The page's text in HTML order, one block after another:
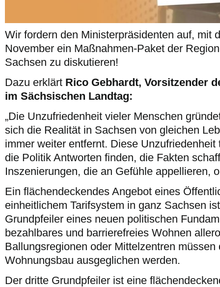
Wir fordern den Ministerpräsidenten auf, mit
November ein Maßnahmen-Paket der
Sachsen zu diskutieren!
Dazu erklärt Rico Gebhardt, Vorsitzender
im Sächsischen Landtag:
„Die Unzufriedenheit vieler Menschen
sich die Realität in Sachsen von gleichen
immer weiter entfernt. Diese
die Politik Antworten finden, die Fakten
Inszenierungen, die an Gefühle appellieren,
Ein flächendeckendes Angebot eines
einheitlichem Tarifsystem in ganz Sachsen
Grundpfeiler eines neuen politischen
bezahlbares und barrierefreies Wohnen
Ballungsregionen oder Mittelzentren müssen
Wohnungsbau ausgeglichen werden.
Der dritte Grundpfeiler ist eine